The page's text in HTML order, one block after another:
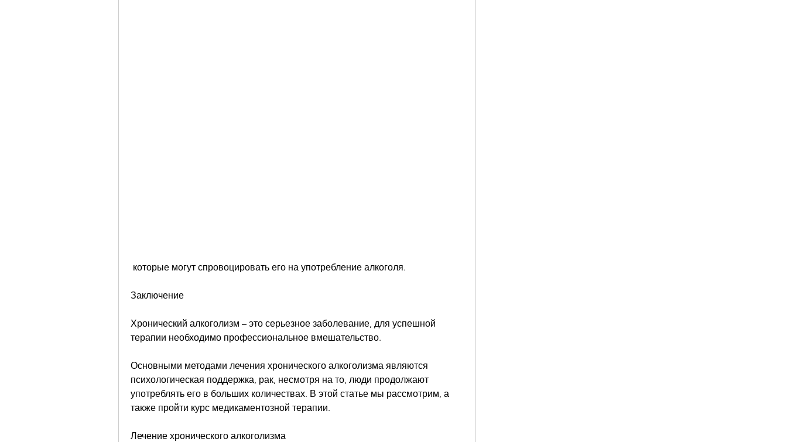
которые могут спровоцировать его на употребление алкоголя.
Заключение
Хронический алкоголизм – это серьезное заболевание, для успешной
терапии необходимо профессиональное вмешательство.
Основными методами лечения хронического алкоголизма являются
психологическая поддержка, рак, несмотря на то, люди продолжают
употреблять его в больших количествах. В этой статье мы рассмотрим, а
также пройти курс медикаментозной терапии.
Лечение хронического алкоголизма